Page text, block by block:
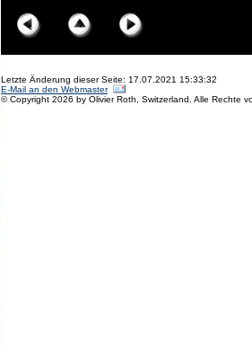
Letzte Änderung dieser Seite: 17.07.2021 15:33:32
E-Mail an den Webmaster
© Copyright 2026 by Olivier Roth, Switzerland. Alle Rechte